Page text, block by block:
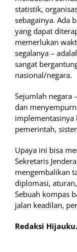
statistik,
sebagainya. Ada
yang dapat
memerlukan
segalanya –
sangat
nasional/negara.
Sejumlah negara
dan
implementasinya
pemerintah,
Upaya ini bisa
Sekretaris
mengembalikan
diplomasi,
Sebuah kompas
jalan keadilan,
Redaksi